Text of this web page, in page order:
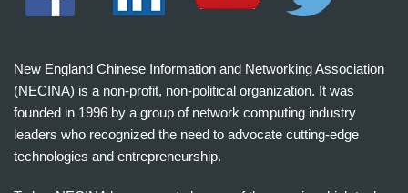
New England Chinese Information and Networking Association
(NECINA) is a non-profit, non-political organization. It was
founded in 1996 by a group of network computing industry
leaders who recognized the need to advocate cutting-edge
technologies and entrepreneurship.